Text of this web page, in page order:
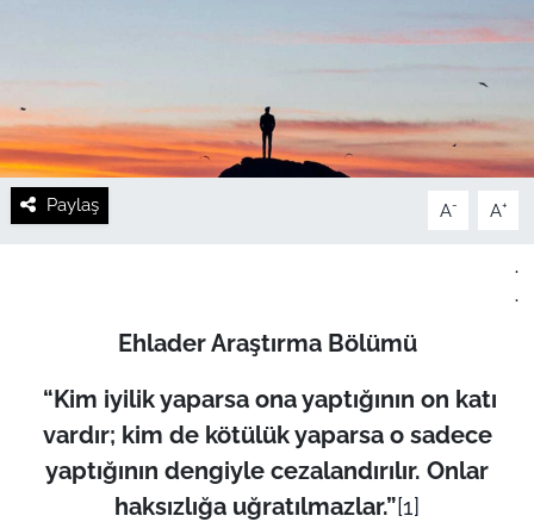
Paylaş A- A+
.
.
Ehlader Araştırma Bölümü
“Kim iyilik yaparsa ona yaptığının on katı
vardır; kim de kötülük yaparsa o sadece
yaptığının dengiyle cezalandırılır. Onlar
haksızlığa uğratılmazlar.”[1]